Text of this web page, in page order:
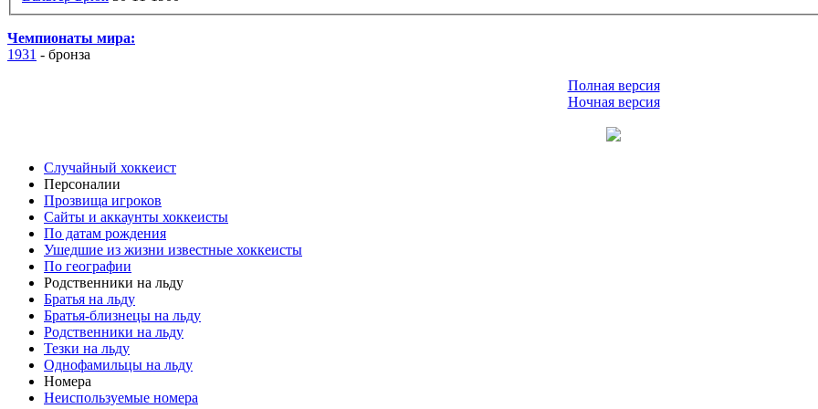
Чемпионаты мира:
1931 - бронза
Полная версия
Ночная версия
Случайный хоккеист
Персоналии
Прозвища игроков
Сайты и аккаунты хоккеисты
По датам рождения
Ушедшие из жизни известные хоккеисты
По географии
Родственники на льду
Братья на льду
Братья-близнецы на льду
Родственники на льду
Тезки на льду
Однофамильцы на льду
Номера
Неиспользуемые номера